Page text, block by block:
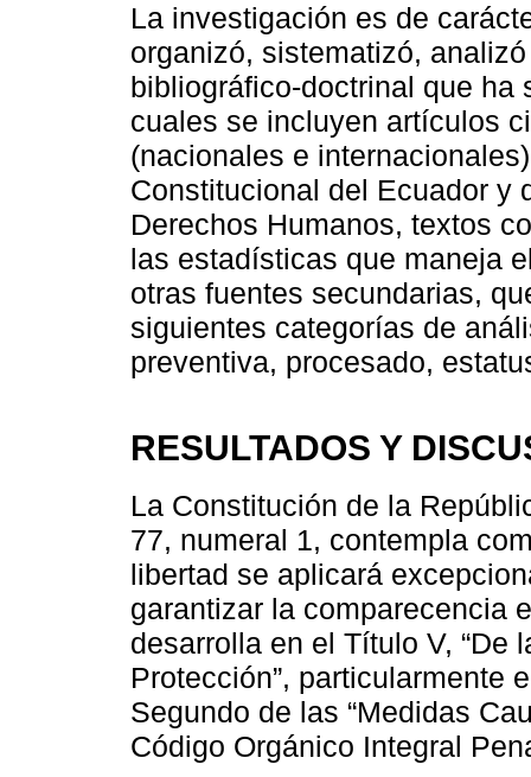
La investigación es de
organizó, sistematizó,
bibliográfico-doctrinal que ha
cuales se incluyen artículos
(nacionales e
Constitucional del Ecuador y
Derechos Humanos, textos
las estadísticas que maneja
otras fuentes secundarias,
siguientes categorías de
preventiva, procesado,
RESULTADOS Y
La Constitución de la
77, numeral 1, contempla
libertad se aplicará
garantizar la comparecencia
desarrolla en el Título V, “De
Protección”, particularmente
Segundo de las “Medidas
Código Orgánico Integral